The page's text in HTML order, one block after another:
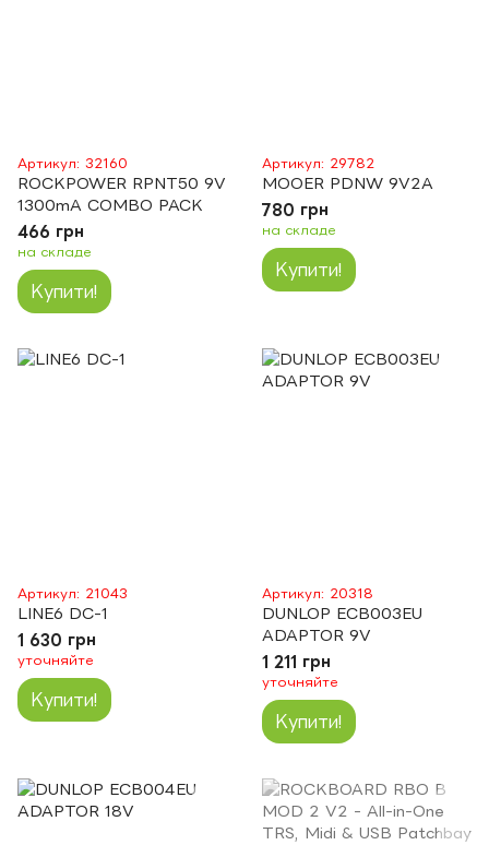
Артикул: 32160
ROCKPOWER RPNT50 9V
1300mA COMBO PACK
466 грн
на складе
Купити!
Артикул: 29782
MOOER PDNW 9V2A
780 грн
на складе
Купити!
Артикул: 21043
LINE6 DC-1
1 630 грн
уточняйте
Купити!
Артикул: 20318
DUNLOP ECB003EU
ADAPTOR 9V
1 211 грн
уточняйте
Купити!